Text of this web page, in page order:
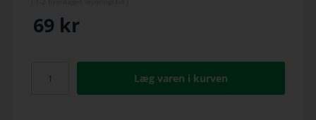
69 kr
Læg varen i kurven